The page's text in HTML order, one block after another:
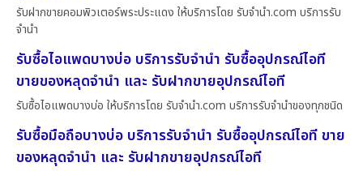
รับฝากขายคอมพิวเตอร์พระประแดง ให้บริการโดย รับจํานํา.com บริการรับ
จำนำ
รับซื้อไอแพดบางบ่อ บริการรับจำนำ รับซื้ออุปกรณ์ไอที
ขายของหลุดจำนำ และ รับฝากขายอุปกรณ์ไอที
รับซื้อไอแพดบางบ่อ ให้บริการโดย รับจํานํา.com บริการรับจำนำของทุกชนิด
รับซื้อมือถือบางบ่อ บริการรับจำนำ รับซื้ออุปกรณ์ไอที ขาย
ของหลุดจำนำ และ รับฝากขายอุปกรณ์ไอที